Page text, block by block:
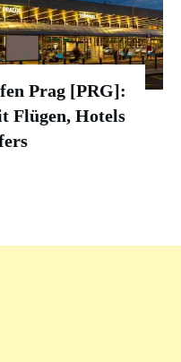
Prag [PRG]:
Flügen, Hotels